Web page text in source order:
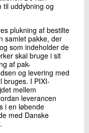
uddybning og
plukning af bestilte
samlet pakke, der
som indeholder de
skal bruge i sit
af pak-
og levering med
bruges. I PIXI-
mellem
leverancen
i en løbende
med Danske